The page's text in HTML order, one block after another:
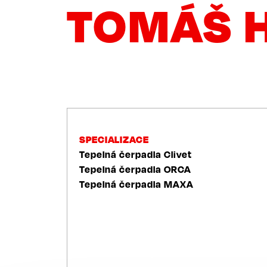
NAVIGACE
TOMÁŠ
SPECIALIZACE
Tepelná čerpadla Clivet
Tepelná čerpadla ORCA
Tepelná čerpadla MAXA